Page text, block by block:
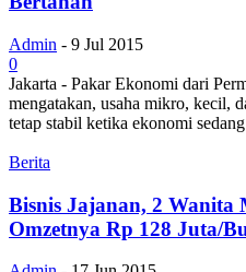
Admin - 9 Jul 2015
0
Jakarta - Pakar Ekonomi dari
mengatakan, usaha mikro, kecil,
tetap stabil ketika ekonomi
Berita
Bisnis Jajanan, 2
Omzetnya Rp 128 Juta/